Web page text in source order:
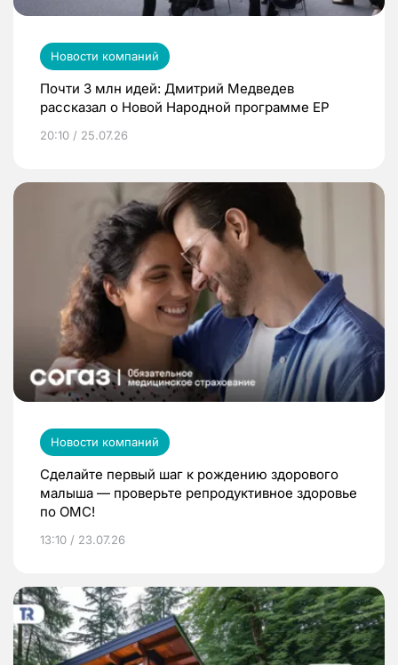
Новости компаний
Почти 3 млн идей: Дмитрий Медведев
рассказал о Новой Народной программе ЕР
20:10 / 25.07.26
Новости компаний
Сделайте первый шаг к рождению здорового
малыша — проверьте репродуктивное здоровье
по ОМС!
13:10 / 23.07.26